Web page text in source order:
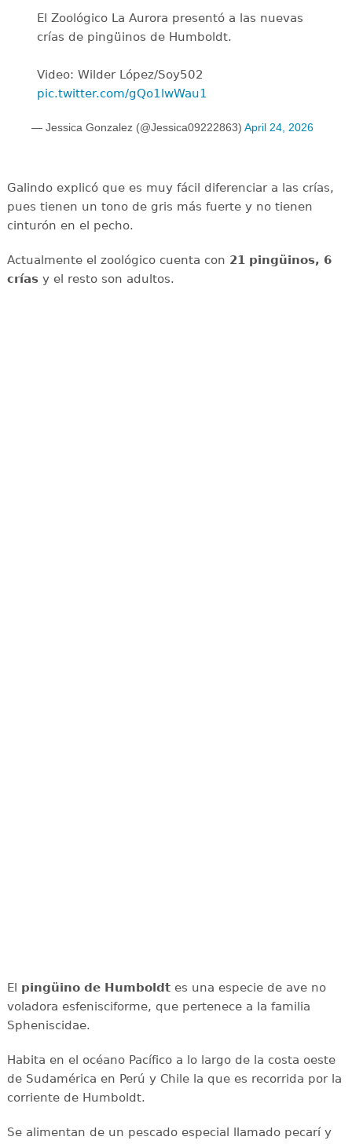
El Zoológico La Aurora presentó a las nuevas
crías de pingüinos de Humboldt.
Video: Wilder López/Soy502
pic.twitter.com/gQo1lwWau1
— Jessica Gonzalez (@Jessica09222863) April 24, 2026
Galindo explicó que es muy fácil diferenciar a las crías,
pues tienen un tono de gris más fuerte y no tienen
cinturón en el pecho.
Actualmente el zoológico cuenta con 21 pingüinos, 6
críasy el resto son adultos.
El pingüino de Humboldtes una especie de ave no
voladora esfenisciforme, que pertenece a la familia
Spheniscidae.
Habita en el océano Pacífico a lo largo de la costa oeste
de Sudamérica en Perú y Chile la que es recorrida por la
corriente de Humboldt.
Se alimentan de un pescado especial llamado pecarí y